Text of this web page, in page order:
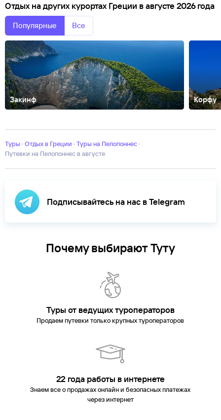
Отдых на других курортах Греции в августе 2026 года
Популярные Все
Закинф Корфу
овКастория КефалонияКосЛефкадаЛиндос
КатериниПаргаПатмос Ретимно
Туры · Отдых в Греции · Туры на Пелопоннес ·
Путевки на Пелопоннес в августе
Подписывайтесь на нас в Telegram
Почему выбирают Туту
Туры от ведущих туроператоров
Продаем путевки только крупных туроператоров
22 года работы в интернете
Знаем все о продажах онлайн и безопасных платежах
через интернет